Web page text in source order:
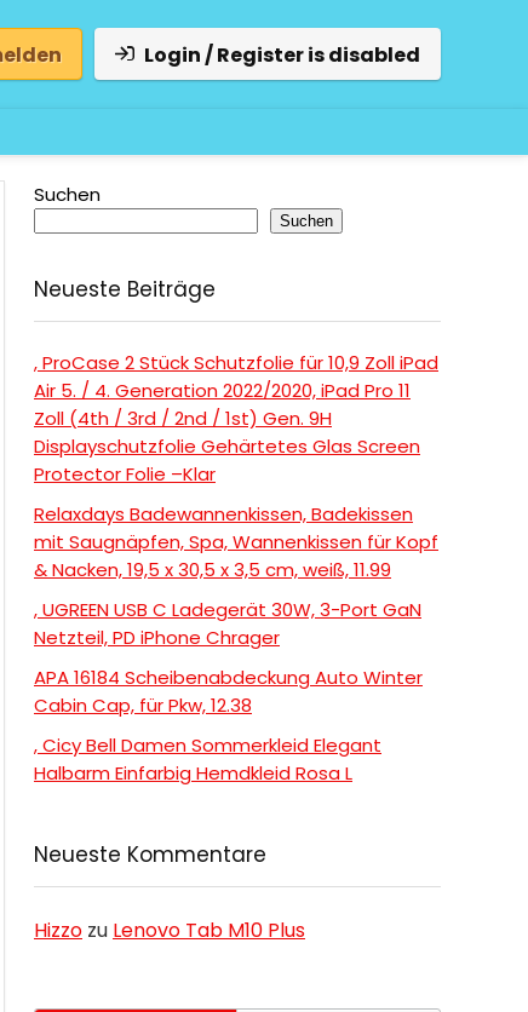
Login / Register is disabled
Suchen
Suchen
Neueste Beiträge
, ProCase 2 Stück Schutzfolie für 10,9 Zoll iPad
Air 5. / 4. Generation 2022/2020, iPad Pro 11
Zoll (4th / 3rd / 2nd / 1st) Gen. 9H
Displayschutzfolie Gehärtetes Glas Screen
Protector Folie –Klar
Relaxdays Badewannenkissen, Badekissen
mit Saugnäpfen, Spa, Wannenkissen für Kopf
& Nacken, 19,5 x 30,5 x 3,5 cm, weiß, 11.99
, UGREEN USB C Ladegerät 30W, 3-Port GaN
Netzteil, PD iPhone Chrager
APA 16184 Scheibenabdeckung Auto Winter
Cabin Cap, für Pkw, 12.38
, Cicy Bell Damen Sommerkleid Elegant
Halbarm Einfarbig Hemdkleid Rosa L
Neueste Kommentare
Hizzo zu Lenovo Tab M10 Plus